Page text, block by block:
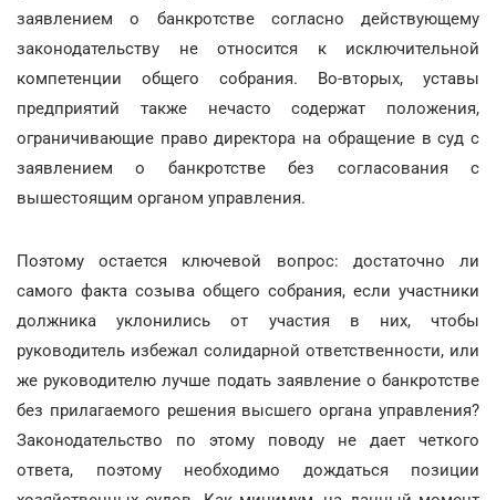
заявлением о банкротстве согласно действующему
законодательству не относится к исключительной
компетенции общего собрания. Во-вторых, уставы
предприятий также нечасто содержат положения,
ограничивающие право директора на обращение в суд с
заявлением о банкротстве без согласования с
вышестоящим органом управления.
Поэтому остается ключевой вопрос: достаточно ли
самого факта созыва общего собрания, если участники
должника уклонились от участия в них, чтобы
руководитель избежал солидарной ответственности, или
же руководителю лучше подать заявление о банкротстве
без прилагаемого решения высшего органа управления?
Законодательство по этому поводу не дает четкого
ответа, поэтому необходимо дождаться позиции